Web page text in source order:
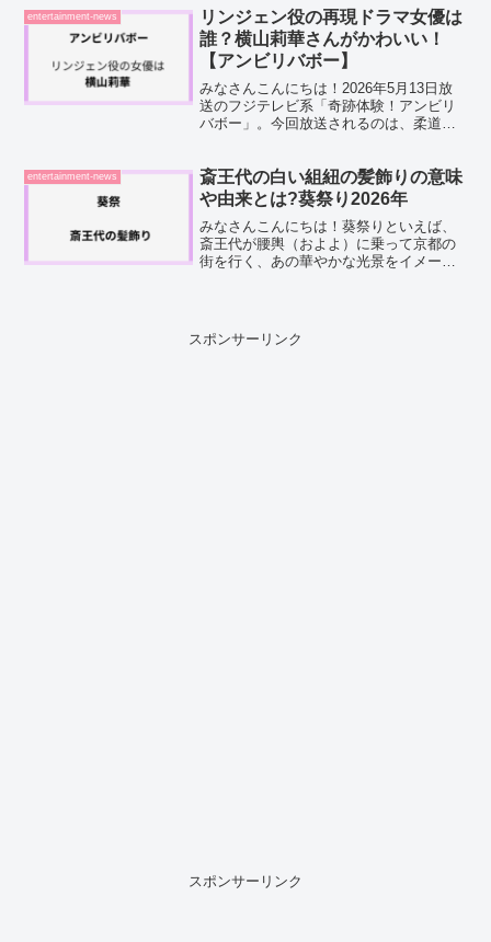
な、不思議な引力があると思います。そ
んな中、こんな...
entertainment-news
リンジェン役の再現ドラマ女優は
誰？横山莉華さんがかわいい！
【アンビリバボー】
みなさんこんにちは！2026年5月13日放
送のフジテレビ系「奇跡体験！アンビリ
バボー」。今回放送されるのは、柔道の
ンジェンを演じる女優さんが「いったい
誰なんだろう？」と...
entertainment-news
斎王代の白い組紐の髪飾りの意味
や由来とは?葵祭り2026年
みなさんこんにちは！葵祭りといえば、
斎王代が腰輿（およよ）に乗って京都の
街を行く、あの華やかな光景をイメージ
も印象に残る髪飾りでどん...
スポンサーリンク
スポンサーリンク